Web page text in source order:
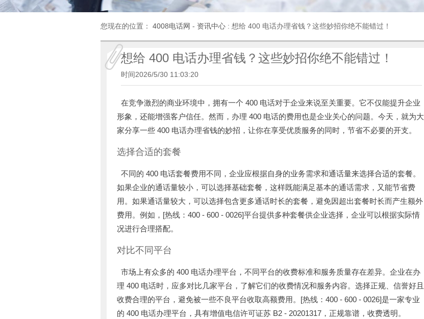
您现在的位置： 4008电话网 - 资讯中心 : 想给 400 电话办理省钱？这些妙招你绝不能错过！
想给 400 电话办理省钱？这些妙招你绝不能错过！
时间2026/5/30 11:03:20
在竞争激烈的商业环境中，拥有一个 400 电话对于企业来说至关重要。它不仅能提升企业
形象，还能增强客户信任。然而，办理 400 电话的费用也是企业关心的问题。今天，就为大
家分享一些 400 电话办理省钱的妙招，让你在享受优质服务的同时，节省不必要的开支。
选择合适的套餐
不同的 400 电话套餐费用不同，企业应根据自身的业务需求和通话量来选择合适的套餐。
如果企业的通话量较小，可以选择基础套餐，这样既能满足基本的通话需求，又能节省费
用。如果通话量较大，可以选择包含更多通话时长的套餐，避免因超出套餐时长而产生额外
费用。例如，[热线：400 - 600 - 0026]平台提供多种套餐供企业选择，企业可以根据实际情
况进行合理搭配。
对比不同平台
市场上有众多的 400 电话办理平台，不同平台的收费标准和服务质量存在差异。企业在办
理 400 电话时，应多对比几家平台，了解它们的收费情况和服务内容。选择正规、信誉好且
收费合理的平台，避免被一些不良平台收取高额费用。[热线：400 - 600 - 0026]是一家专业
的 400 电话办理平台，具有增值电信许可证苏 B2 - 20201317，正规靠谱，收费透明。